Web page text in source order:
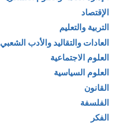
الإقتصاد
التربية والتعليم
العادات والتقاليد والأدب الشعبي
العلوم الاجتماعية
العلوم السياسية
القانون
الفلسفة
الفكر